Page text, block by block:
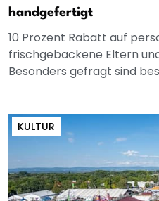
handgefertigt
10 Prozent Rabatt auf
frischgebackene Eltern
Besonders gefragt sind
KULTUR